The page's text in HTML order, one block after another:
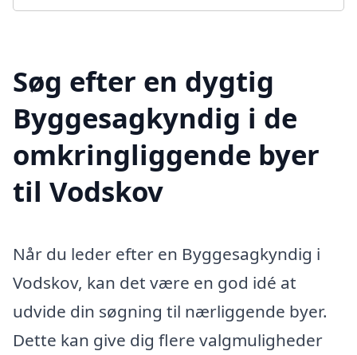
Søg efter en dygtig
Byggesagkyndig i de
omkringliggende byer
til Vodskov
Når du leder efter en Byggesagkyndig i
Vodskov, kan det være en god idé at
udvide din søgning til nærliggende byer.
Dette kan give dig flere valgmuligheder